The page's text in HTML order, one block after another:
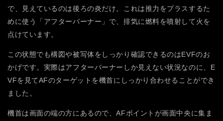
で、見えているのは後ろの炎だけ。これは推力をプラスするた
めに使う「アフターバーナー」で、排気に燃料を噴射して火を
点けています。
この状態でも構図や被写体をしっかり確認できるのはEVFのお
かげです。実際はアフターバーナーしか見えない状況なのに、E
VFを見てAFのターゲットを機首にしっかり合わせることができ
ました。
機首は画面の端の方にあるので、AFポイントが画面中央に集ま